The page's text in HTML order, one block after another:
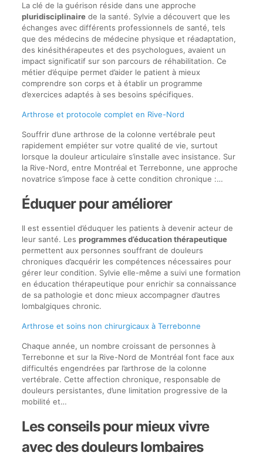
La clé de la guérison réside dans une approche
pluridisciplinairede la santé. Sylvie a découvert que les
échanges avec différents professionnels de santé, tels
que des médecins de médecine physique et réadaptation,
des kinésithérapeutes et des psychologues, avaient un
impact significatif sur son parcours de réhabilitation. Ce
métier d’équipe permet d’aider le patient à mieux
comprendre son corps et à établir un programme
d’exercices adaptés à ses besoins spécifiques.
Arthrose et protocole complet en Rive-Nord
Souffrir d’une arthrose de la colonne vertébrale peut
rapidement empiéter sur votre qualité de vie, surtout
lorsque la douleur articulaire s’installe avec insistance. Sur
la Rive-Nord, entre Montréal et Terrebonne, une approche
novatrice s’impose face à cette condition chronique :…
Éduquer pour améliorer
Il est essentiel d’éduquer les patients à devenir acteur de
leur santé. Les programmes d’éducation thérapeutique
permettent aux personnes souffrant de douleurs
chroniques d’acquérir les compétences nécessaires pour
gérer leur condition. Sylvie elle-même a suivi une formation
en éducation thérapeutique pour enrichir sa connaissance
de sa pathologie et donc mieux accompagner d’autres
lombalgiques chronic.
Arthrose et soins non chirurgicaux à Terrebonne
Chaque année, un nombre croissant de personnes à
Terrebonne et sur la Rive-Nord de Montréal font face aux
difficultés engendrées par l’arthrose de la colonne
vertébrale. Cette affection chronique, responsable de
douleurs persistantes, d’une limitation progressive de la
mobilité et…
Les conseils pour mieux vivre
avec des douleurs lombaires